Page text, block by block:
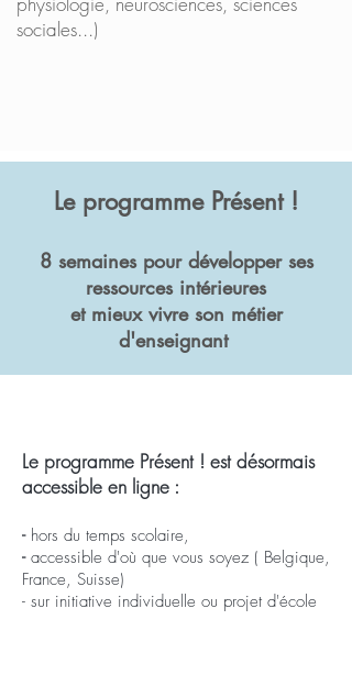
sociales...)
Le programme Présent !
8 semaines pour développer ses
ressources intérieures
et mieux vivre son métier
d'enseignant
Le programme Présent ! est désormais
accessible en ligne :
- hors du temps scolaire,
- accessible d'où que vous soyez ( Belgique,
France, Suisse)
- sur initiative individuelle ou projet d'école